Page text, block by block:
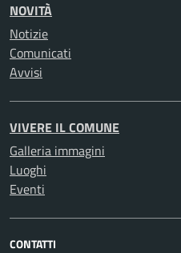
NOVITÀ
Notizie
Comunicati
Avvisi
VIVERE IL COMUNE
Galleria immagini
Luoghi
Eventi
CONTATTI